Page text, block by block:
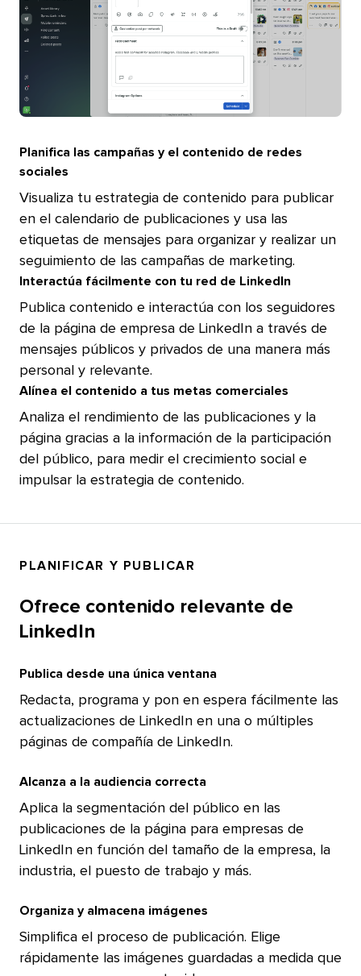
Planifica las campañas y el contenido de redes
sociales​​
Visualiza tu estrategia de contenido para publicar
en el calendario de publicaciones y usa las
etiquetas de mensajes para organizar y realizar un
seguimiento de las campañas de marketing.​​
Interactúa fácilmente con tu red de LinkedIn​​
Publica contenido e interactúa con los seguidores
de la página de empresa de LinkedIn a través de
mensajes públicos y privados de una manera más
personal y relevante.​​
Alínea el contenido a tus metas comerciales​​
Analiza el rendimiento de las publicaciones y la
página gracias a la información de la participación
del público, para medir el crecimiento social e
impulsar la estrategia de contenido.​​
PLANIFICAR Y PUBLICAR​​
Ofrece contenido relevante de
LinkedIn​​
Publica desde una única ventana​​
Redacta, programa y pon en espera fácilmente las
actualizaciones de LinkedIn en una o múltiples
páginas de compañía de LinkedIn.​​
Alcanza a la audiencia correcta​​
Aplica la segmentación del público en las
publicaciones de la página para empresas de
LinkedIn en función del tamaño de la empresa, la
industria, el puesto de trabajo y más.​​
Organiza y almacena imágenes​​
Simplifica el proceso de publicación. Elige
rápidamente las imágenes guardadas a medida que